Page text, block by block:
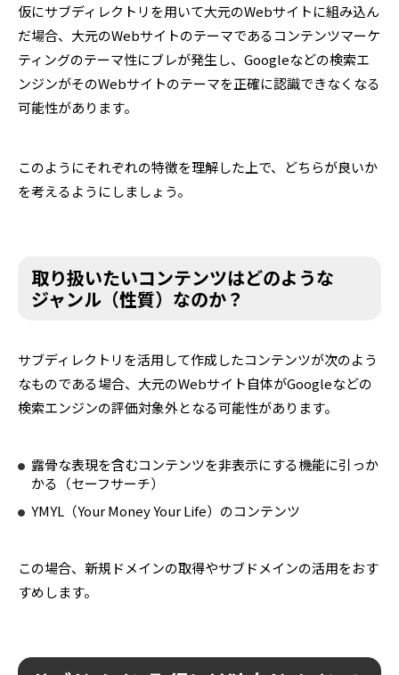
仮にサブディレクトリを用いて大元のWebサイトに組み込ん
だ場合、大元のWebサイトのテーマであるコンテンツマーケ
ティングのテーマ性にブレが発生し、Googleなどの検索エ
ンジンがそのWebサイトのテーマを正確に認識できなくなる
可能性があります。
このようにそれぞれの特徴を理解した上で、どちらが良いか
を考えるようにしましょう。
取り扱いたいコンテンツはどのような
ジャンル（性質）なのか？
サブディレクトリを活用して作成したコンテンツが次のよう
なものである場合、大元のWebサイト自体がGoogleなどの
検索エンジンの評価対象外となる可能性があります。
露骨な表現を含むコンテンツを非表示にする機能に引っか
かる（セーフサーチ）
YMYL（Your Money Your Life）のコンテンツ
この場合、新規ドメインの取得やサブドメインの活用をおす
すめします。